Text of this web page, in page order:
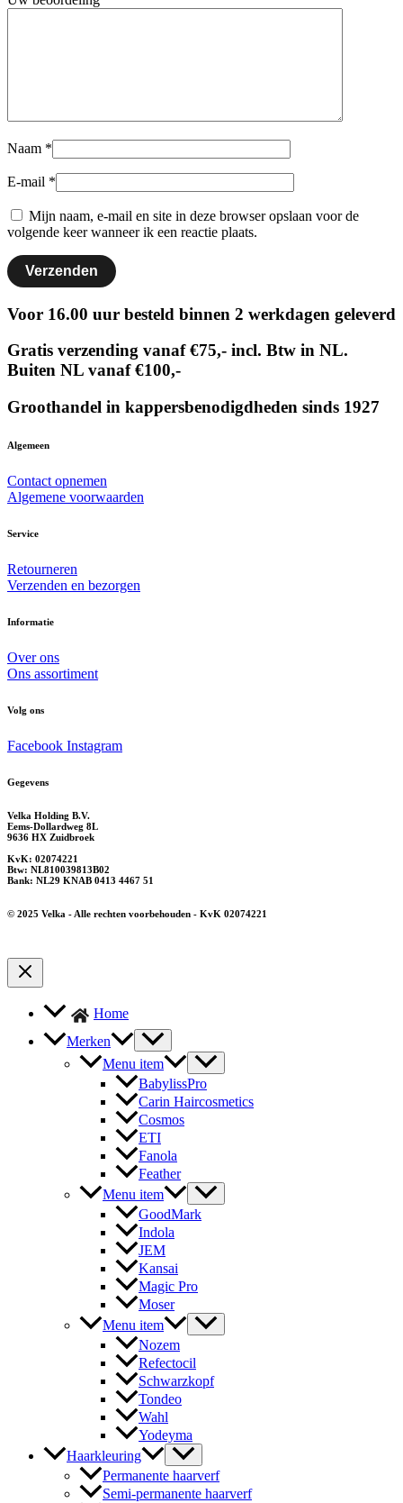
Naam *
E-mail *
Mijn naam, e-mail en site in deze browser opslaan voor de
volgende keer wanneer ik een reactie plaats.
Voor 16.00 uur besteld binnen 2 werkdagen geleverd
Gratis verzending vanaf €75,- incl. Btw in NL.
Buiten NL vanaf €100,-
Groothandel in kappersbenodigdheden sinds 1927
Algemeen
Contact opnemen
Algemene voorwaarden
Service
Retourneren
Verzenden en bezorgen
Informatie
Over ons
Ons assortiment
Volg ons
Facebook Instagram
Gegevens
Velka Holding B.V.
Eems-Dollardweg 8L
9636 HX Zuidbroek
KvK: 02074221
Btw: NL810039813B02
Bank: NL29 KNAB 0413 4467 51
© 2025 Velka - Alle rechten voorbehouden - KvK 02074221
Home
Merken
Menu item
BabylissPro
Carin Haircosmetics
Cosmos
ETI
Fanola
Feather
Menu item
GoodMark
Indola
JEM
Kansai
Magic Pro
Moser
Menu item
Nozem
Refectocil
Schwarzkopf
Tondeo
Wahl
Yodeyma
Haarkleuring
Permanente haarverf
Semi-permanente haarverf